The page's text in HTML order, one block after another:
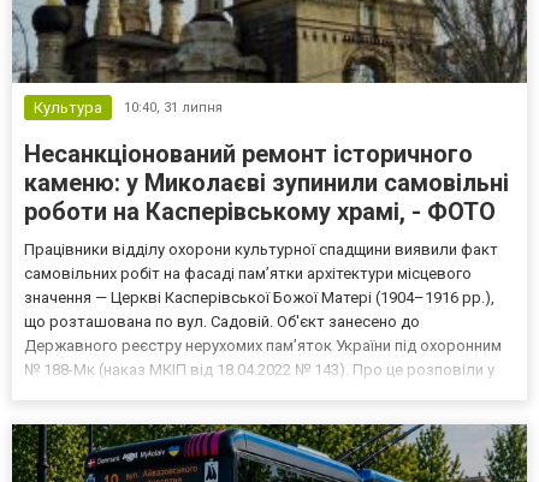
Культура 10:40, 31 липня
Несанкціонований ремонт історичного
каменю: у Миколаєві зупинили самовільні
роботи на Касперівському храмі, - ФОТО
Працівники відділу охорони культурної спадщини виявили факт
самовільних робіт на фасаді пам’ятки архітектури місцевого
значення — Церкві Касперівської Божої Матері (1904–1916 рр.),
що розташована по вул. Садовій. Об'єкт занесено до
Державного реєстру нерухомих пам’яток України під охоронним
№ 188-Мк (наказ МКІП від 18.04.2022 № 143). Про це розповіли у